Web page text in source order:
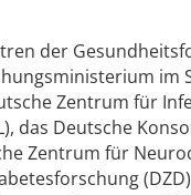
der
im
Zentrum für
das Deutsche
Zentrum für